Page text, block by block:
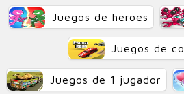
Juegos de heroes
Juegos de
Juegos de 1 jugador